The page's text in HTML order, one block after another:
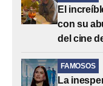
El
con su
del cine
FAMOSOS
La